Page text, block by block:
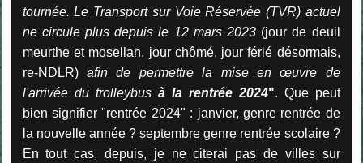
tournée. Le Transport sur Voie Réservée (TVR) actuel
ne circule plus depuis le 12 mars 2023 (jour de deuil
meurthe et mosellan, jour chômé, jour férié désormais,
re-NDLR)afin de permettre la mise en œuvre de
l'arrivée du trolleybus à la rentrée 2024". Que peut
bien signifier "rentrée 2024" : janvier, genre rentrée de
la nouvelle année ? septembre genre rentrée scolaire ?
En tout cas, depuis, je ne citerai pas de villes sur